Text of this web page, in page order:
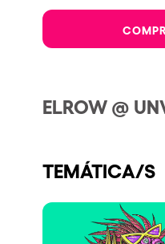
elrow Island 2026
elrow Shop
Our Creative
Sostenibilidad
Quienes somos
¿Quieres trabajar
ELROW @
TEMÁTICA/S